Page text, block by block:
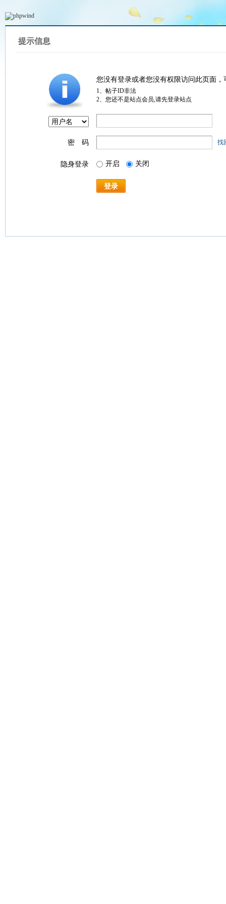
提示信息
您没有登录或者您没有权限访问此页面
1、帖子ID非法
2、您还不是站点会员,请先登录站点
密 码 找
隐身登录 开启 关闭
登录